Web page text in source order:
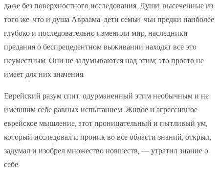
даже без поверхностного исследования. Души, высеченные из
того же, что и душа Авраама, дети семьи, чьи предки наиболее
глубоко и последовательно изменили мир, наследники
предания о беспрецедентном выживании находят все это
неуместным. Они не задумываются над этим; это просто не
имеет для них значения.
Еврейский разум спит, одурманенный этим необычным и не
имевшим себе равных испытанием. Живое и агрессивное
еврейское мышление, этот проницательный и пытливый ум,
который исследовал и проник во все области знаний, открыл,
задумал и изобрел множество новшеств, — утратил знание о
себе.